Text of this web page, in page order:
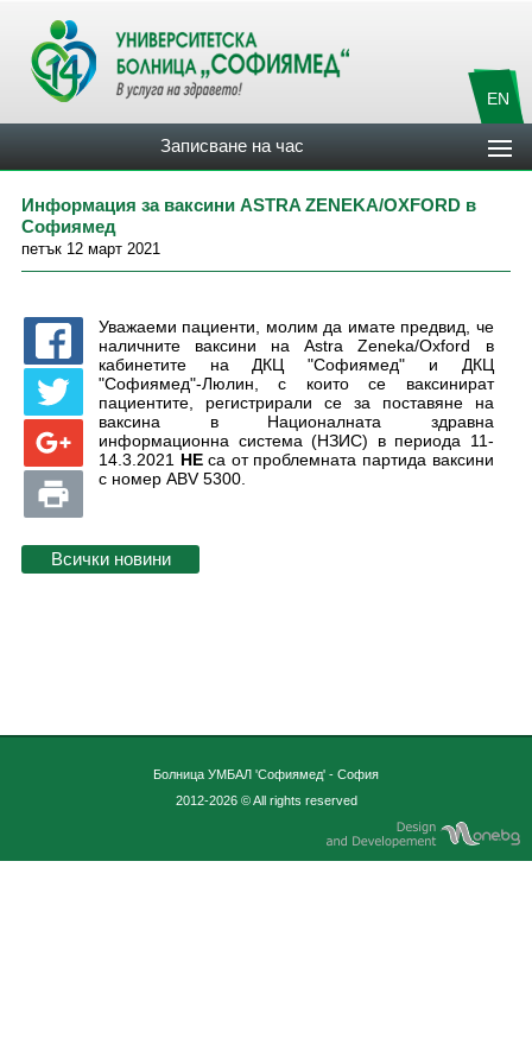
EN
Записване на час
Информация за ваксини ASTRA ZENEKA/OXFORD в
Софиямед
петък 12 март 2021
Уважаеми пациенти, молим да имате предвид, че
наличните ваксини на Astra Zeneka/Oxford в
кабинетите на ДКЦ "Софиямед" и ДКЦ
"Софиямед"-Люлин, с които се ваксинират
пациентите, регистрирали се за поставяне на
ваксина в Националната здравна
информационна система (НЗИС) в периода 11-
14.3.2021 НЕса от проблемната партида ваксини
с номер ABV 5300.
Болница УМБАЛ 'Софиямед' - София
2012-2026 © All rights reserved